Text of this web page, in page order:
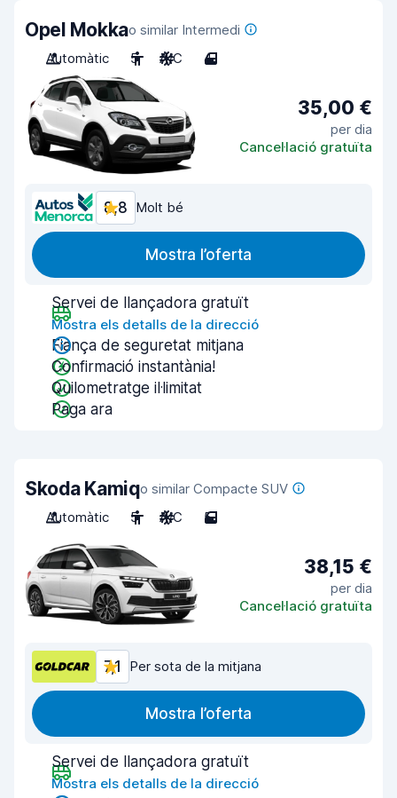
Opel Mokkao similar Intermedi
Automàtic
5 A/C 4
35,00 €
per dia
Cancel·lació gratuïta
8,8 Molt bé
Mostra l’oferta
Servei de llançadora gratuït
Mostra els detalls de la direcció
Fiança de seguretat mitjana
Confirmació instantània!
Quilometratge il·limitat
Paga ara
Skoda Kamiqo similar Compacte SUV
Automàtic
5 A/C 5
38,15 €
per dia
Cancel·lació gratuïta
7,1 Per sota de la mitjana
Mostra l’oferta
Servei de llançadora gratuït
Mostra els detalls de la direcció